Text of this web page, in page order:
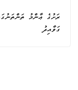
ރަށުގެ ޢާންމު
ގަވާއިދު